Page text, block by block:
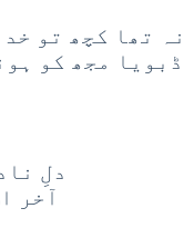
نہ تھا کچھ تو
ڈبویا مجھ کو
دلِ
آخر